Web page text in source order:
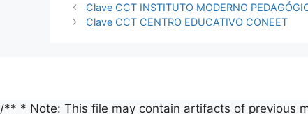
Clave CCT INSTITUTO MODERNO
Clave CCT CENTRO EDUCATIVO CONEET
/** * Note: This file may contain artifacts of previous